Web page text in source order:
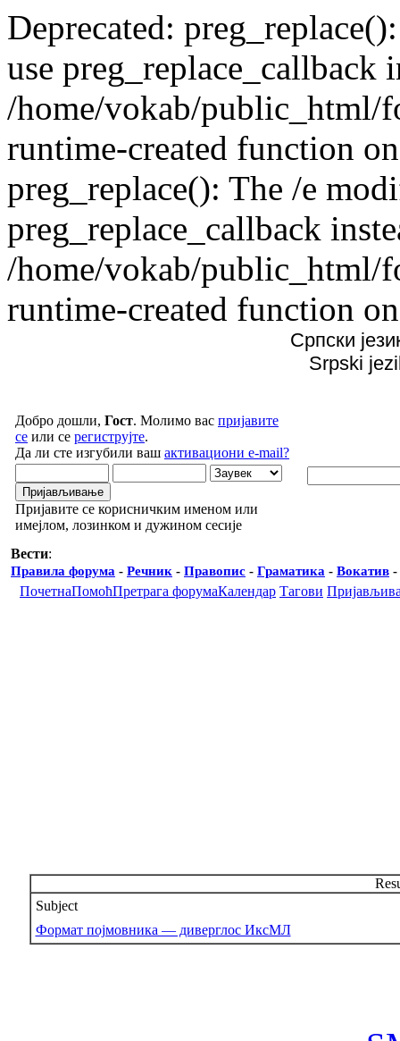
Deprecated:
use preg_replace_callback
/home/vokab/public_html/
runtime-created function
preg_replace(): The /e
preg_replace_callback
/home/vokab/public_html/
runtime-created function
Српски
Srpski
Добро дошли, Гост. Молимо вас пријавите
се или се региструјте.
Да ли сте изгубили ваш активациони e-mail?
Пријавите се корисничким именом или
имејлом, лозинком и дужином сесије
Вести:
Правила форума - Речник - Правопис - Граматика - Вокатив -
ПочетнаПомоћПретрага форумаКалендар Тагови
Subject
Формат појмовника — диверглос ИксМЛ